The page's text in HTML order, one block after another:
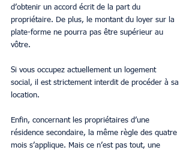
d’obtenir un accord écrit de la part du
propriétaire. De plus, le montant du loyer sur la
plate-forme ne pourra pas être supérieur au
vôtre.
Si vous occupez actuellement un logement
social, il est strictement interdit de procéder à sa
location.
Enfin, concernant les propriétaires d’une
résidence secondaire, la même règle des quatre
mois s’applique. Mais ce n’est pas tout, une